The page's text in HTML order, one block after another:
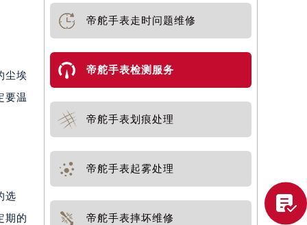
尘埃
要温
选
期的
帝舵手表走时问题维修
帝舵手表检测服务
帝舵手表划痕处理
帝舵手表起雾处理
帝舵手表摔坏维修
